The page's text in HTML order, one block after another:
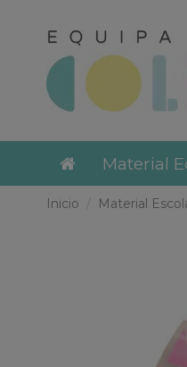
Material
Inicio Material